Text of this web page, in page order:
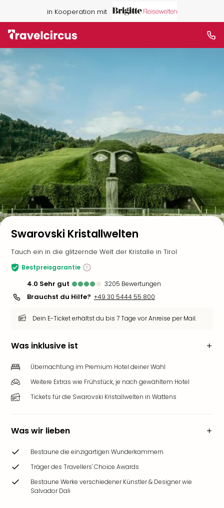
in Kooperation mit
Swarovski Kristallwelten
Tauch ein in die glitzernde Welt der Kristalle in Tirol
Bestpreisgarantie
4.0 sehr gut 3205 Bewertungen
Brauchst du Hilfe? +49 30 5444 55 800
Dein E-Ticket erhältst du bis 7 Tage vor Anreise per Mail.
Was inklusive ist
Übernachtung im Premium Hotel deiner Wahl
Weitere Extras wie Frühstück, je nach gewähltem Hotel
Tickets für die Swarovski Kristallwelten in Wattens
Was wir lieben
Bestaune die einzigartigen Wunderkammern
Träger des Travellers' Choice Awards
Bestaune Werke verschiedener Künstler & Designer wie
Salvador Dali